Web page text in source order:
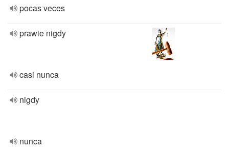
pocas veces
prawie nigdy
casi nunca
nigdy
nunca